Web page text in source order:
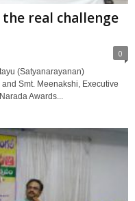
the real challenge
0
(Satyanarayanan)
Smt. Meenakshi, Executive
Awards...